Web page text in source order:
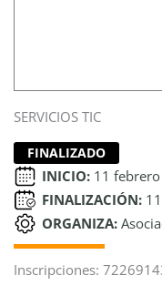
SERVICIOS TIC
FINALIZADO
INICIO: 11
FINALIZACIÓN:
ORGANIZA:
Inscripciones: